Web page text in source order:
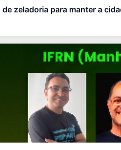
zeladoria para manter a